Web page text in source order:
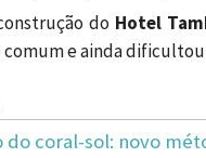
do Hotel
e ainda
do coral-sol: novo